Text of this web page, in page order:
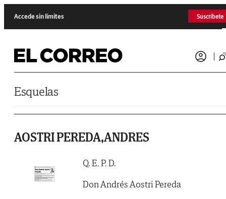
Accede sin límites Suscríbete
Esquelas
AOSTRI PEREDA,ANDRES
Q. E. P. D.
Don Andrés Aostri Pereda